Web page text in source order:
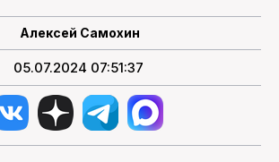
Алексей Самохин
05.07.2024 07:51:37